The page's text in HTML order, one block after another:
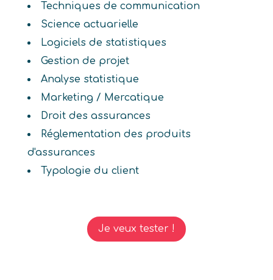
Techniques de communication
Science actuarielle
Logiciels de statistiques
Gestion de projet
Analyse statistique
Marketing / Mercatique
Droit des assurances
Réglementation des produits
d'assurances
Typologie du client
Je veux tester !